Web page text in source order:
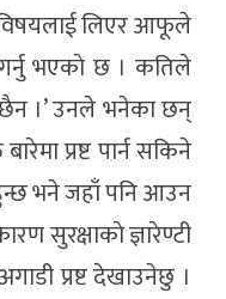
विषयलाई लिएर आफूले
भएकाे छ । कतिले
।’ उनले भनेका छन्
प्रष्ट पार्न सकिने
हुन्छ भने जहाँ पनि आउन
सुरक्षाकाे ज्ञारेण्टी
प्रष्ट देखाउनेछु ।